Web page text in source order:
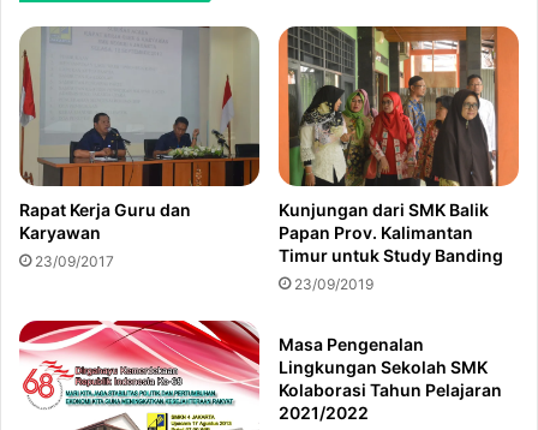
Rapat Kerja Guru dan
Karyawan
23/09/2017
Kunjungan dari SMK Balik
Papan Prov. Kalimantan
Timur untuk Study Banding
23/09/2019
Masa Pengenalan
Lingkungan Sekolah SMK
Kolaborasi Tahun Pelajaran
2021/2022